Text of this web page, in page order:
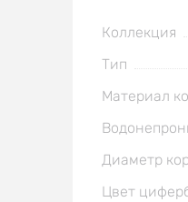
Коллекция
Тип
Материал
Диаметр
Цвет